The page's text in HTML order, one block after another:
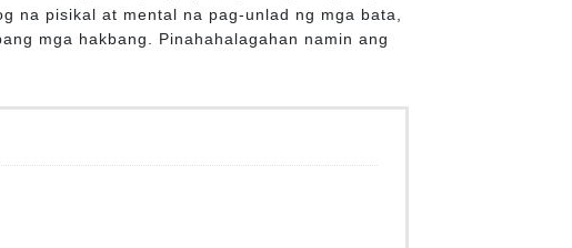
na pisikal at mental na pag-unlad ng mga bata,
mga hakbang. Pinahahalagahan namin ang